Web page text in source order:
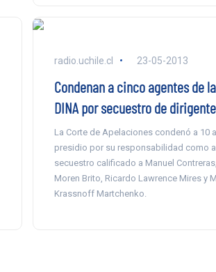
radio.uchile.cl 23-05-2013
Condenan a cinco agentes de
DINA por secuestro de
La Corte de Apelaciones condenó a 10
presidio por su responsabilidad como
secuestro calificado a Manuel
Moren Brito, Ricardo Lawrence Mires y
Krassnoff Martchenko.